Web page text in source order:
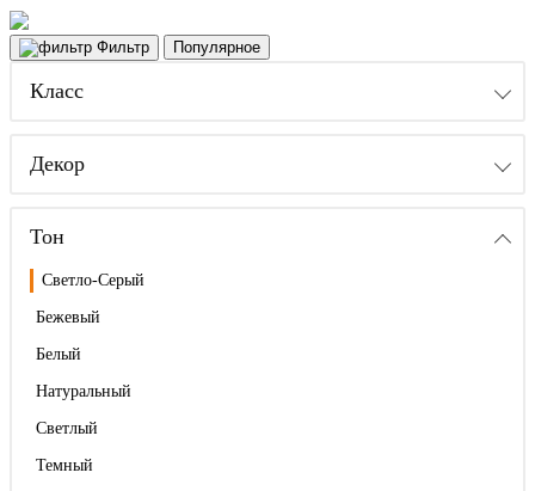
Фильтр Популярное
Класс
Декор
Тон
Светло-Серый
Бежевый
Белый
Натуральный
Светлый
Темный